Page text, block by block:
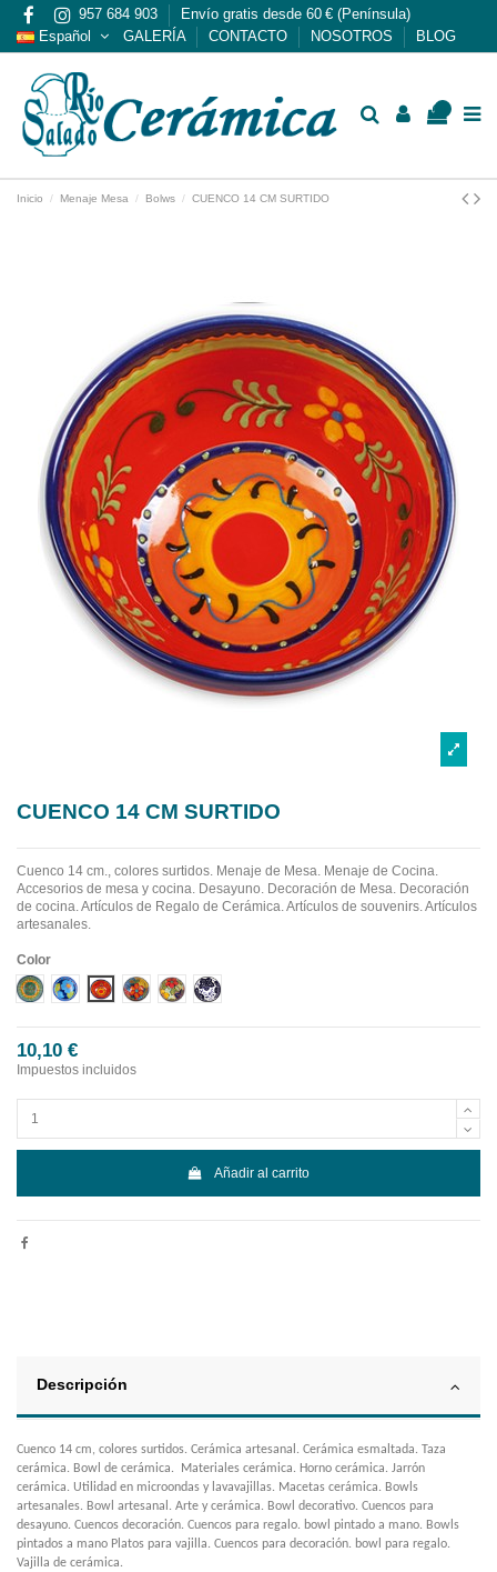
957 684 903
Envío gratis desde 60 € (Península)
Español
GALERÍA CONTACTO NOSOTROS BLOG
Inicio Menaje Mesa Bolws CUENCO 14 CM SURTIDO
CUENCO 14 CM SURTIDO
Cuenco 14 cm., colores surtidos. Menaje de Mesa. Menaje de Cocina.
Accesorios de mesa y cocina. Desayuno. Decoración de Mesa. Decoración
de cocina. Artículos de Regalo de Cerámica. Artículos de souvenirs. Artículos
artesanales.
Color
Diseño 1Diseño 2Diseño 3Diseño 4Diseño 5Diseño 6
10,10 €
Impuestos incluidos
Añadir al carrito
Descripción
Cuenco 14 cm, colores surtidos. Cerámica artesanal. Cerámica esmaltada. Taza
cerámica. Bowl de cerámica. Materiales cerámica. Horno cerámica. Jarrón
cerámica. Utilidad en microondas y lavavajillas. Macetas cerámica. Bowls
artesanales. Bowl artesanal. Arte y cerámica. Bowl decorativo. Cuencos para
desayuno. Cuencos decoración. Cuencos para regalo. bowl pintado a mano. Bowls
pintados a mano Platos para vajilla. Cuencos para decoración. bowl para regalo.
Vajilla de cerámica.